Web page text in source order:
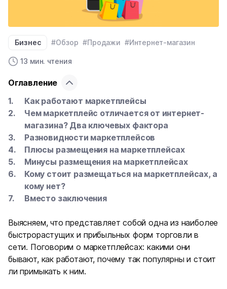
Бизнес #Обзор #Продажи #Интернет-магазин
13 мин. чтения
Оглавление
Как работают маркетплейсы
Чем маркетплейс отличается от интернет-
магазина? Два ключевых фактора
Разновидности маркетплейсов
Плюсы размещения на маркетплейсах
Минусы размещения на маркетплейсах
Кому стоит размещаться на маркетплейсах, а
кому нет?
Вместо заключения
Выясняем, что представляет собой одна из наиболее
быстрорастущих и прибыльных форм торговли в
сети. Поговорим о маркетплейсах: какими они
бывают, как работают, почему так популярны и стоит
ли примыкать к ним.